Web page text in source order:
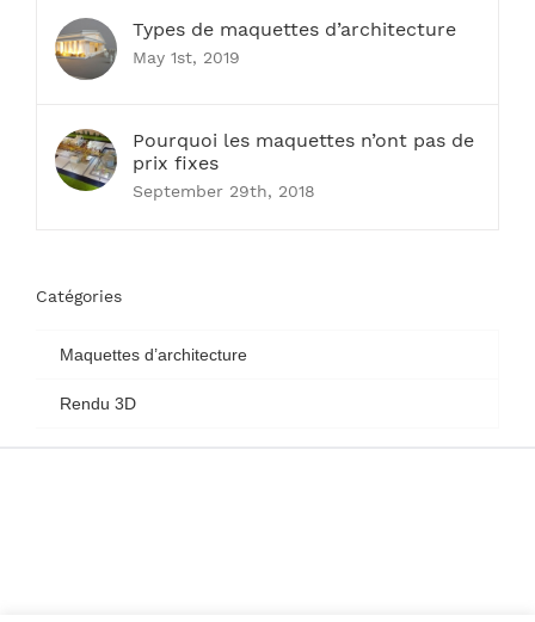
Types de maquettes d’architecture
May 1st, 2019
Pourquoi les maquettes n’ont pas de
prix fixes
September 29th, 2018
Catégories
Maquettes d’architecture
Rendu 3D